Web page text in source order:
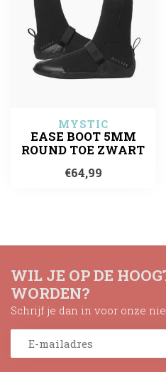
MYSTIC
EASE BOOT 5MM
ROUND TOE ZWART
€64,99
WIL JE OP DE
WORDEN?
Schrijf je dan in voor onze